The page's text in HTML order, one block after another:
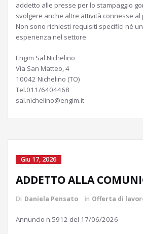
addetto alle presse per lo stampaggio
svolgere anche altre attività connesse
Non sono richiesti requisiti specifici né
esperienza nel settore.
Engim Sal Nichelino
Via San Matteo, 4
10042 Nichelino (TO)
Tel.011/6404468
sal.nichelino@engim.it
Giu 17, 2026
ADDETTO ALLA
Di Daniela Pensato in Offerta di
Annuncio n.5912 del 17/06/2026